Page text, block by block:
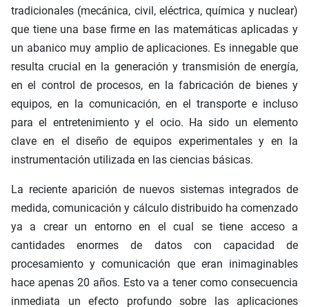
tradicionales (mecánica, civil, eléctrica, química y nuclear)
que tiene una base firme en las matemáticas aplicadas y
un abanico muy amplio de aplicaciones. Es innegable que
resulta crucial en la generación y transmisión de energía,
en el control de procesos, en la fabricación de bienes y
equipos, en la comunicación, en el transporte e incluso
para el entretenimiento y el ocio. Ha sido un elemento
clave en el diseño de equipos experimentales y en la
instrumentación utilizada en las ciencias básicas.
La reciente aparición de nuevos sistemas integrados de
medida, comunicación y cálculo distribuido ha comenzado
ya a crear un entorno en el cual se tiene acceso a
cantidades enormes de datos con capacidad de
procesamiento y comunicación que eran inimaginables
hace apenas 20 años. Esto va a tener como consecuencia
inmediata un efecto profundo sobre las aplicaciones